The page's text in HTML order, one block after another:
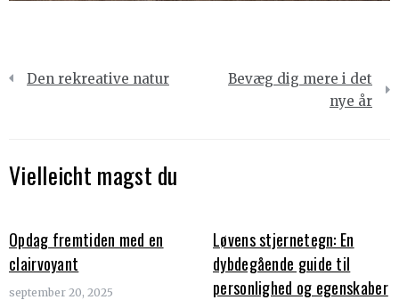
Indlægsnavigation
Den rekreative natur
Bevæg dig mere i det
nye år
Vielleicht magst du
Opdag fremtiden med en
clairvoyant
september 20, 2025
Løvens stjernetegn: En
dybdegående guide til
personlighed og egenskaber